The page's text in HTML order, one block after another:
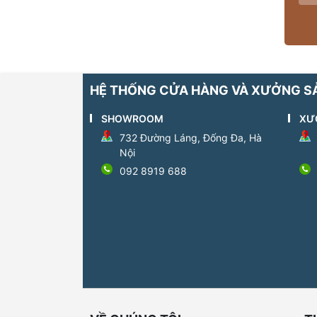
HỆ THỐNG CỬA HÀNG VÀ XƯỞNG
SHOWROOM
732 Đường Láng, Đống Đa, Hà
Nội
092 8919 688